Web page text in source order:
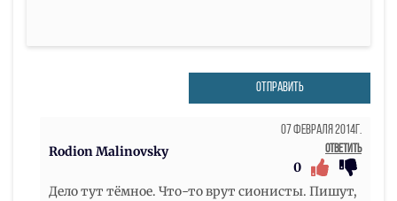
ОТПРАВИТЬ
Rodion Malinovsky
07 Февраля 2014г.
Ответить
0
Дело тут тёмное. Что-то врут сионисты. Пишут,